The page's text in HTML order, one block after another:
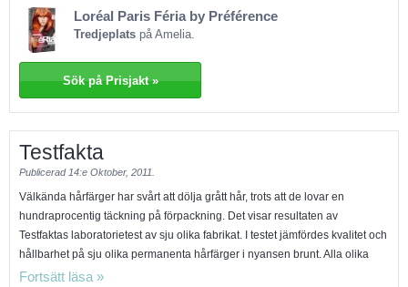
många moderna blonda nyanser. Detta är ett uppljusande hårfärgskit som
har berikats med glansgivande olja i färgblandningen. Resultatet blir
fantastiskt fint, nästan som om man färgat håret på salong.
Loréal Paris Féria by Préférence
Tredjeplats på Amelia.
Sök på Prisjakt »
Testfakta
Publicerad 14:e Oktober, 2011.
Välkända hårfärger har svårt att dölja grått hår, trots att de lovar en
hundraprocentig täckning på förpackning. Det visar resultaten av
Testfaktas laboratorietest av sju olika fabrikat. I testet jämfördes kvalitet och
hållbarhet på sju olika permanenta hårfärger i nyansen brunt. Alla olika
märkena har sina styrkor och svagheter. Vissa ger bra färgstyrka, men är